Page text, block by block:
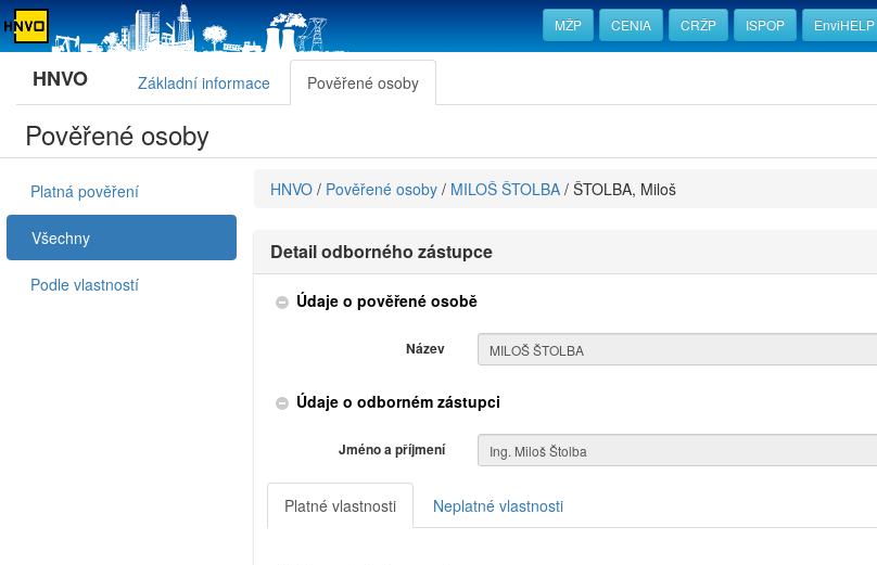
MŽP CENIA CRŽP ISPOP EnviHELP
HNVO Základní informace Pověřené osoby
Pověřené osoby
Platná pověření
Všechny
Podle vlastností
HNVO / Pověřené osoby / MILOŠ ŠTOLBA / ŠTOLBA, Miloš
Detail odborného zástupce
Údaje o pověřené osobě
Název
Údaje o odborném zástupci
Jméno a příjmení
Platné vlastnosti Neplatné vlastnosti